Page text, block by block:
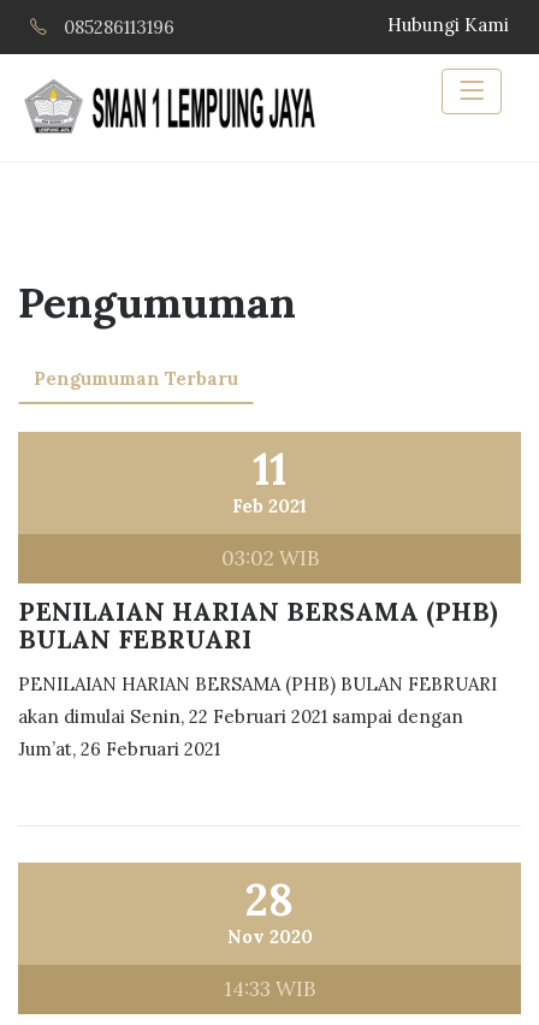
085286113196 Hubungi Kami
Pengumuman
Pengumuman Terbaru
11
Feb 2021
03:02 WIB
PENILAIAN HARIAN BERSAMA (PHB)
BULAN FEBRUARI
PENILAIAN HARIAN BERSAMA (PHB) BULAN FEBRUARI
akan dimulai Senin, 22 Februari 2021 sampai dengan
Jum’at, 26 Februari 2021
28
Nov 2020
14:33 WIB